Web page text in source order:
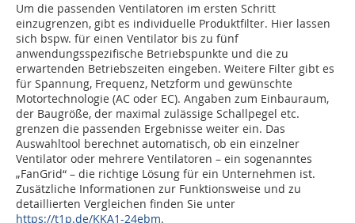
Um die passenden Ventilatoren im ersten Schritt
einzugrenzen, gibt es individuelle Produktfilter. Hier lassen
sich bspw. für einen Ventilator bis zu fünf
anwendungsspezifische Betriebspunkte und die zu
erwartenden Betriebs­zeiten eingeben. Weitere Filter gibt es
für Spannung, Frequenz, Netzform und gewünschte
Motortechnologie (AC oder EC). Angaben zum Einbauraum,
der Baugröße, der maximal zulässige Schallpegel etc.
grenzen die passenden Ergebnisse weiter ein. Das
Auswahltool berechnet automatisch, ob ein einzelner
Ventilator oder mehrere Ventilatoren – ein sogenanntes
„Fan­Grid“ – die richtige Lösung für ein Unternehmen ist.
Zusätzliche Informationen zur Funktionsweise und zu
detaillierten Vergleichen finden Sie unter
https://t1p.de/KKA1-24ebm.­